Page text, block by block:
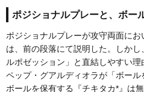
ポジショナルプレーと、ボー
ポジショナルプレーが攻守両面に
は、前の段落にて説明した。しか
ルポゼッション」と直結しやすい理
ペップ・グアルディオラが「ボール
ボールを保有する『チキタカ*』は